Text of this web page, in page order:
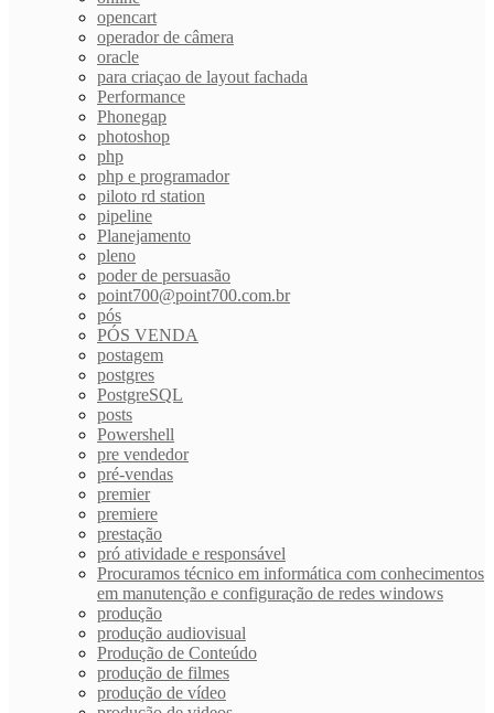
opencart
operador de câmera
oracle
para criaçao de layout fachada
Performance
Phonegap
photoshop
php
php e programador
piloto rd station
pipeline
Planejamento
pleno
poder de persuasão
point700@point700.com.br
pós
PÓS VENDA
postagem
postgres
PostgreSQL
posts
Powershell
pre vendedor
pré-vendas
premier
premiere
prestação
pró atividade e responsável
Procuramos técnico em informática com conhecimentos
em manutenção e configuração de redes windows
produção
produção audiovisual
Produção de Conteúdo
produção de filmes
produção de vídeo